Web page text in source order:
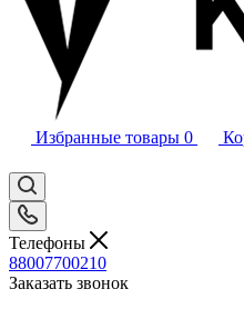
Избранные товары 0
Телефоны
88007700210
Заказать звонок